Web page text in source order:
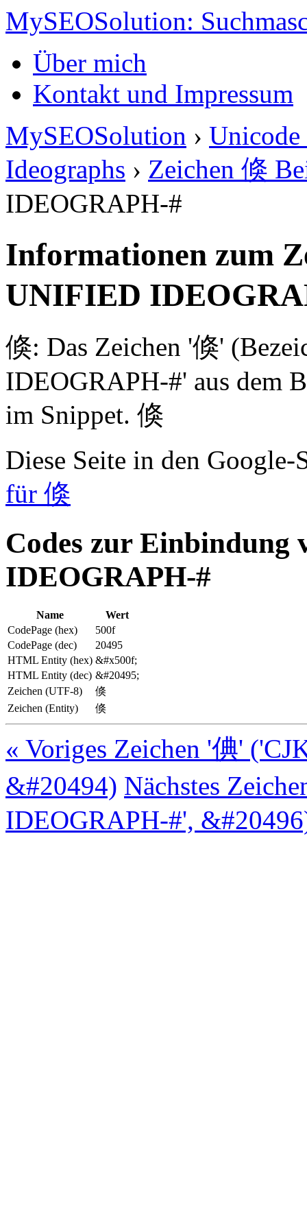
MySEOSolution:
Über mich
Kontakt und Impressum
MySEOSolution › Unicode
Ideographs › Zeichen 倏
IDEOGRAPH-#
Informationen zum
UNIFIED
倏: Das Zeichen '倏'
IDEOGRAPH-#' aus dem
im Snippet. 倏
Diese Seite in den Google-
für 倏
Codes zur
IDEOGRAPH-#
Name
Wert
CodePage (hex)
500f
CodePage (dec)
20495
HTML Entity (hex) &#x500f;
HTML Entity (dec) &#20495;
Zeichen (UTF-8)
倏
Zeichen (Entity)
倏
« Voriges Zeichen '倎'
&#20494) Nächstes
IDEOGRAPH-#',